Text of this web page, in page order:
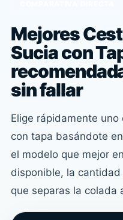
Mejores
Sucia con
sin fallar
Elige rápidamente
con tapa basándote
el modelo que mejor
disponible, la
que separas la colada